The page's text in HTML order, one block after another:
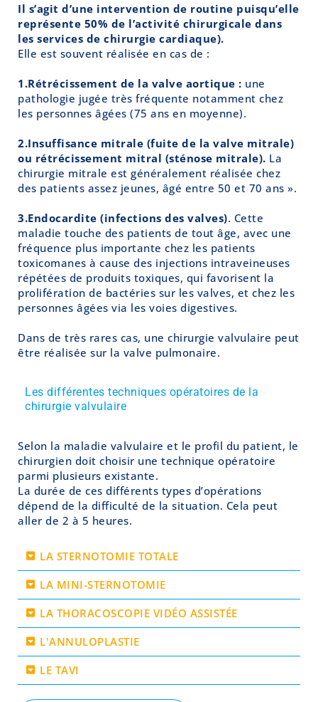
Il s’agit d’une intervention de routine puisqu’elle
représente 50% de l’activité chirurgicale dans
les services de chirurgie cardiaque).
Elle est souvent réalisée en cas de :
1.Rétrécissement de la valve aortique : une
pathologie jugée très fréquente notamment chez
les personnes âgées (75 ans en moyenne).
2.Insuffisance mitrale (fuite de la valve mitrale)
ou rétrécissement mitral (sténose mitrale). La
chirurgie mitrale est généralement réalisée chez
des patients assez jeunes, âgé entre 50 et 70 ans ».
3.Endocardite (infections des valves). Cette
maladie touche des patients de tout âge, avec une
fréquence plus importante chez les patients
toxicomanes à cause des injections intraveineuses
répétées de produits toxiques, qui favorisent la
prolifération de bactéries sur les valves, et chez les
personnes âgées via les voies digestives.
Dans de très rares cas, une chirurgie valvulaire peut
être réalisée sur la valve pulmonaire.
Les différentes techniques opératoires de la
chirurgie valvulaire
Selon la maladie valvulaire et le profil du patient, le
chirurgien doit choisir une technique opératoire
parmi plusieurs existante.
La durée de ces différents types d’opérations
dépend de la difficulté de la situation. Cela peut
aller de 2 à 5 heures.
LA STERNOTOMIE TOTALE
LA MINI-STERNOTOMIE
LA THORACOSCOPIE VIDÉO ASSISTÉE
L'ANNULOPLASTIE
LE TAVI